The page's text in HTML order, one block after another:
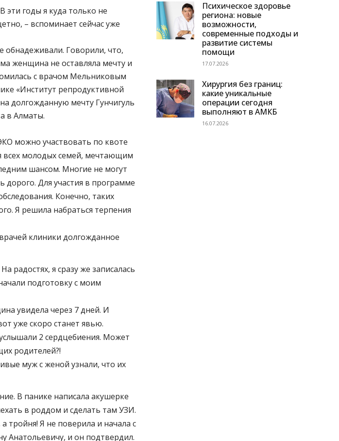
эти годы я куда только не
– вспоминает сейчас уже
обнадеживали. Говорили, что,
женщина не оставляла мечту и
с врачом Мельниковым
«Институт репродуктивной
долгожданную мечту Гунчигуль
в Алматы.
можно участвовать по квоте
всех молодых семей, мечтающим
шансом. Многие не могут
дорого. Для участия в программе
Конечно, таких
Я решила набраться терпения
клиники долгожданное
радостях, я сразу же записалась
подготовку с моим
увидела через 7 дней. И
уже скоро станет явью.
2 сердцебиения. Может
родителей?!
муж с женой узнали, что их
В панике написала акушерке
в роддом и сделать там УЗИ.
тройня! Я не поверила и начала с
Анатольевичу, и он подтвердил.
Психическое здоровье
региона: новые
возможности,
современные подходы и
развитие системы
помощи
17.07.2026
Хирургия без границ:
какие уникальные
операции сегодня
выполняют в АМКБ
16.07.2026